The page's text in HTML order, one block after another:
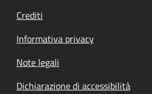
Crediti
Informativa privacy
Note legali
Dichiarazione di accessibilità